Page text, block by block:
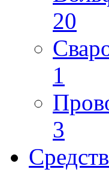
20
1
3